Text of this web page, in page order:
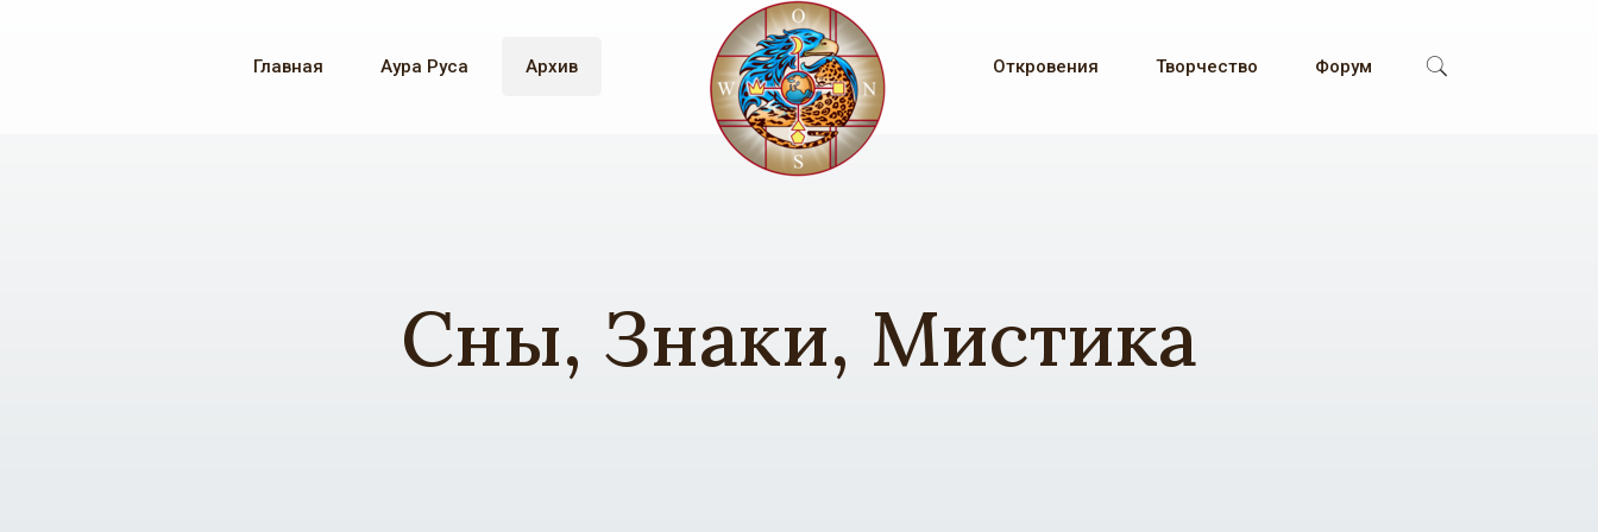
Главная Аура Руса Архив Откровения Творчество Форум
Сны, Знаки, Мистика